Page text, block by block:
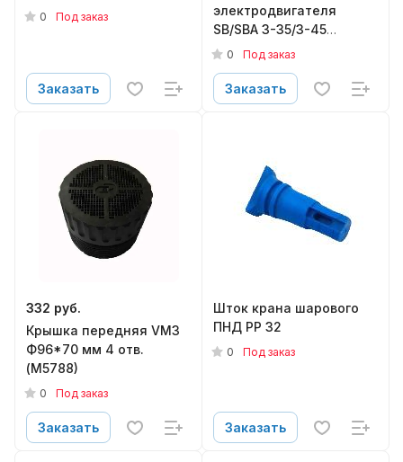
0 Под заказ
Заказать
электродвигателя
SB/SBA 3-35/3-45
(99116555)
0 Под заказ
Заказать
332 руб.
Крышка передняя VM3
Ф96*70 мм 4 отв.
(М5788)
0 Под заказ
Заказать
Шток крана шарового
ПНД РP 32
0 Под заказ
Заказать